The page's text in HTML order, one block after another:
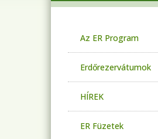
Az ER Program
Erdőrezervátumok
HÍREK
ER Füzetek